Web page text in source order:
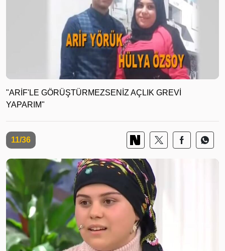
"ARİF'LE GÖRÜŞTÜRMEZSENİZ AÇLIK GREVİ
YAPARIM"
11/36